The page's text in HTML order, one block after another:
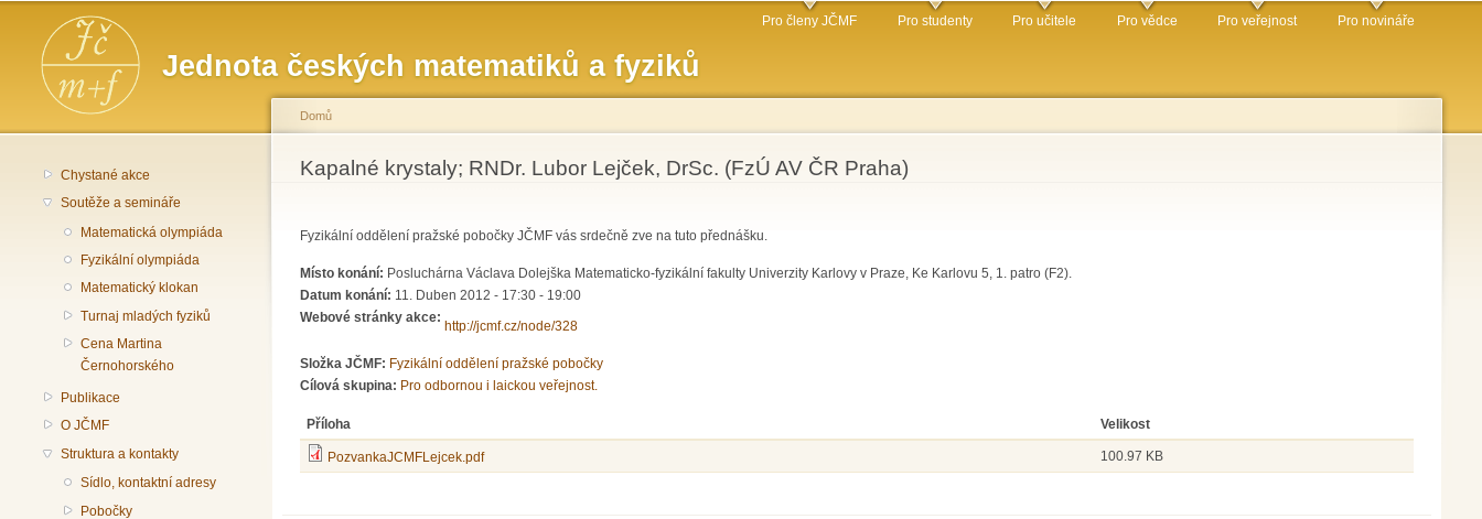
obsahu
Jednota českých matematiků a fyziků
Hlavní menu Pro členy JČMF Pro studenty Pro učitele Pro vědce Pro veřejnost Pro novináře
Chystané akce
Soutěže a semináře
Matematická olympiáda
Fyzikální olympiáda
Matematický klokan
Turnaj mladých fyziků
Cena Martina
Černohorského
Publikace
O JČMF
Struktura a kontakty
Sídlo, kontaktní adresy
Pobočky
Jste zde
Domů
Kapalné krystaly; RNDr. Lubor Lejček, DrSc. (FzÚ AV ČR Praha)
Fyzikální oddělení pražské pobočky JČMF vás srdečně zve na tuto přednášku.
Místo konání: Posluchárna Václava Dolejška Matematicko-fyzikální fakulty Univerzity Karlovy v Praze, Ke Karlovu 5, 1. patro (F2).
Datum konání: 11. Duben 2012 - 17:30 - 19:00
Webové stránky akce:
http://jcmf.cz/node/328
Složka JČMF: Fyzikální oddělení pražské pobočky
Cílová skupina: Pro odbornou i laickou veřejnost.
Příloha Velikost
PozvankaJCMFLejcek.pdf 100.97 KB